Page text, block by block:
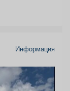
Информация